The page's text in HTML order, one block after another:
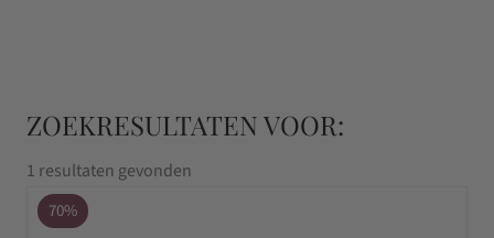
ZOEKRESULTATEN VOOR:
1 resultaten gevonden
70%